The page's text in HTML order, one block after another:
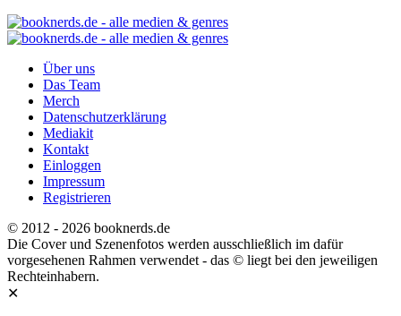
Über uns
Das Team
Merch
Datenschutzerklärung
Mediakit
Kontakt
Einloggen
Impressum
Registrieren
© 2012 - 2026 booknerds.de
Die Cover und Szenenfotos werden ausschließlich im dafür
vorgesehenen Rahmen verwendet - das © liegt bei den jeweiligen
Rechteinhabern.
✕